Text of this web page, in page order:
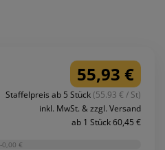
55,93 €
Staffelpreis ab 5 Stück(55.93 € / St)
inkl. MwSt. & zzgl. Versand
ab 1 Stück 60,45 €
-0,00 €